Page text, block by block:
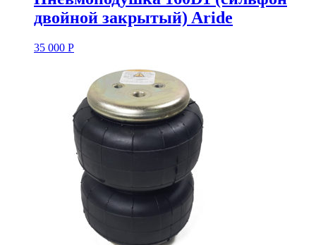
двойной закрытый) Aride
35 000 Р